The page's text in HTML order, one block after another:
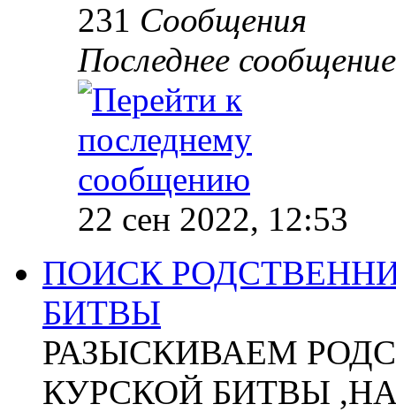
231 Сообщения
Последнее сообщение
22 сен 2022, 12:53
ПОИСК
БИТВЫ
РАЗЫСКИВАЕМ
КУРСКОЙ БИТВЫ